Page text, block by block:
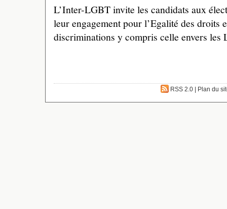
L’Inter-LGBT invite les candidats aux
leur engagement pour l’Egalité des droits
discriminations y compris celle envers les
RSS 2.0 | Plan du